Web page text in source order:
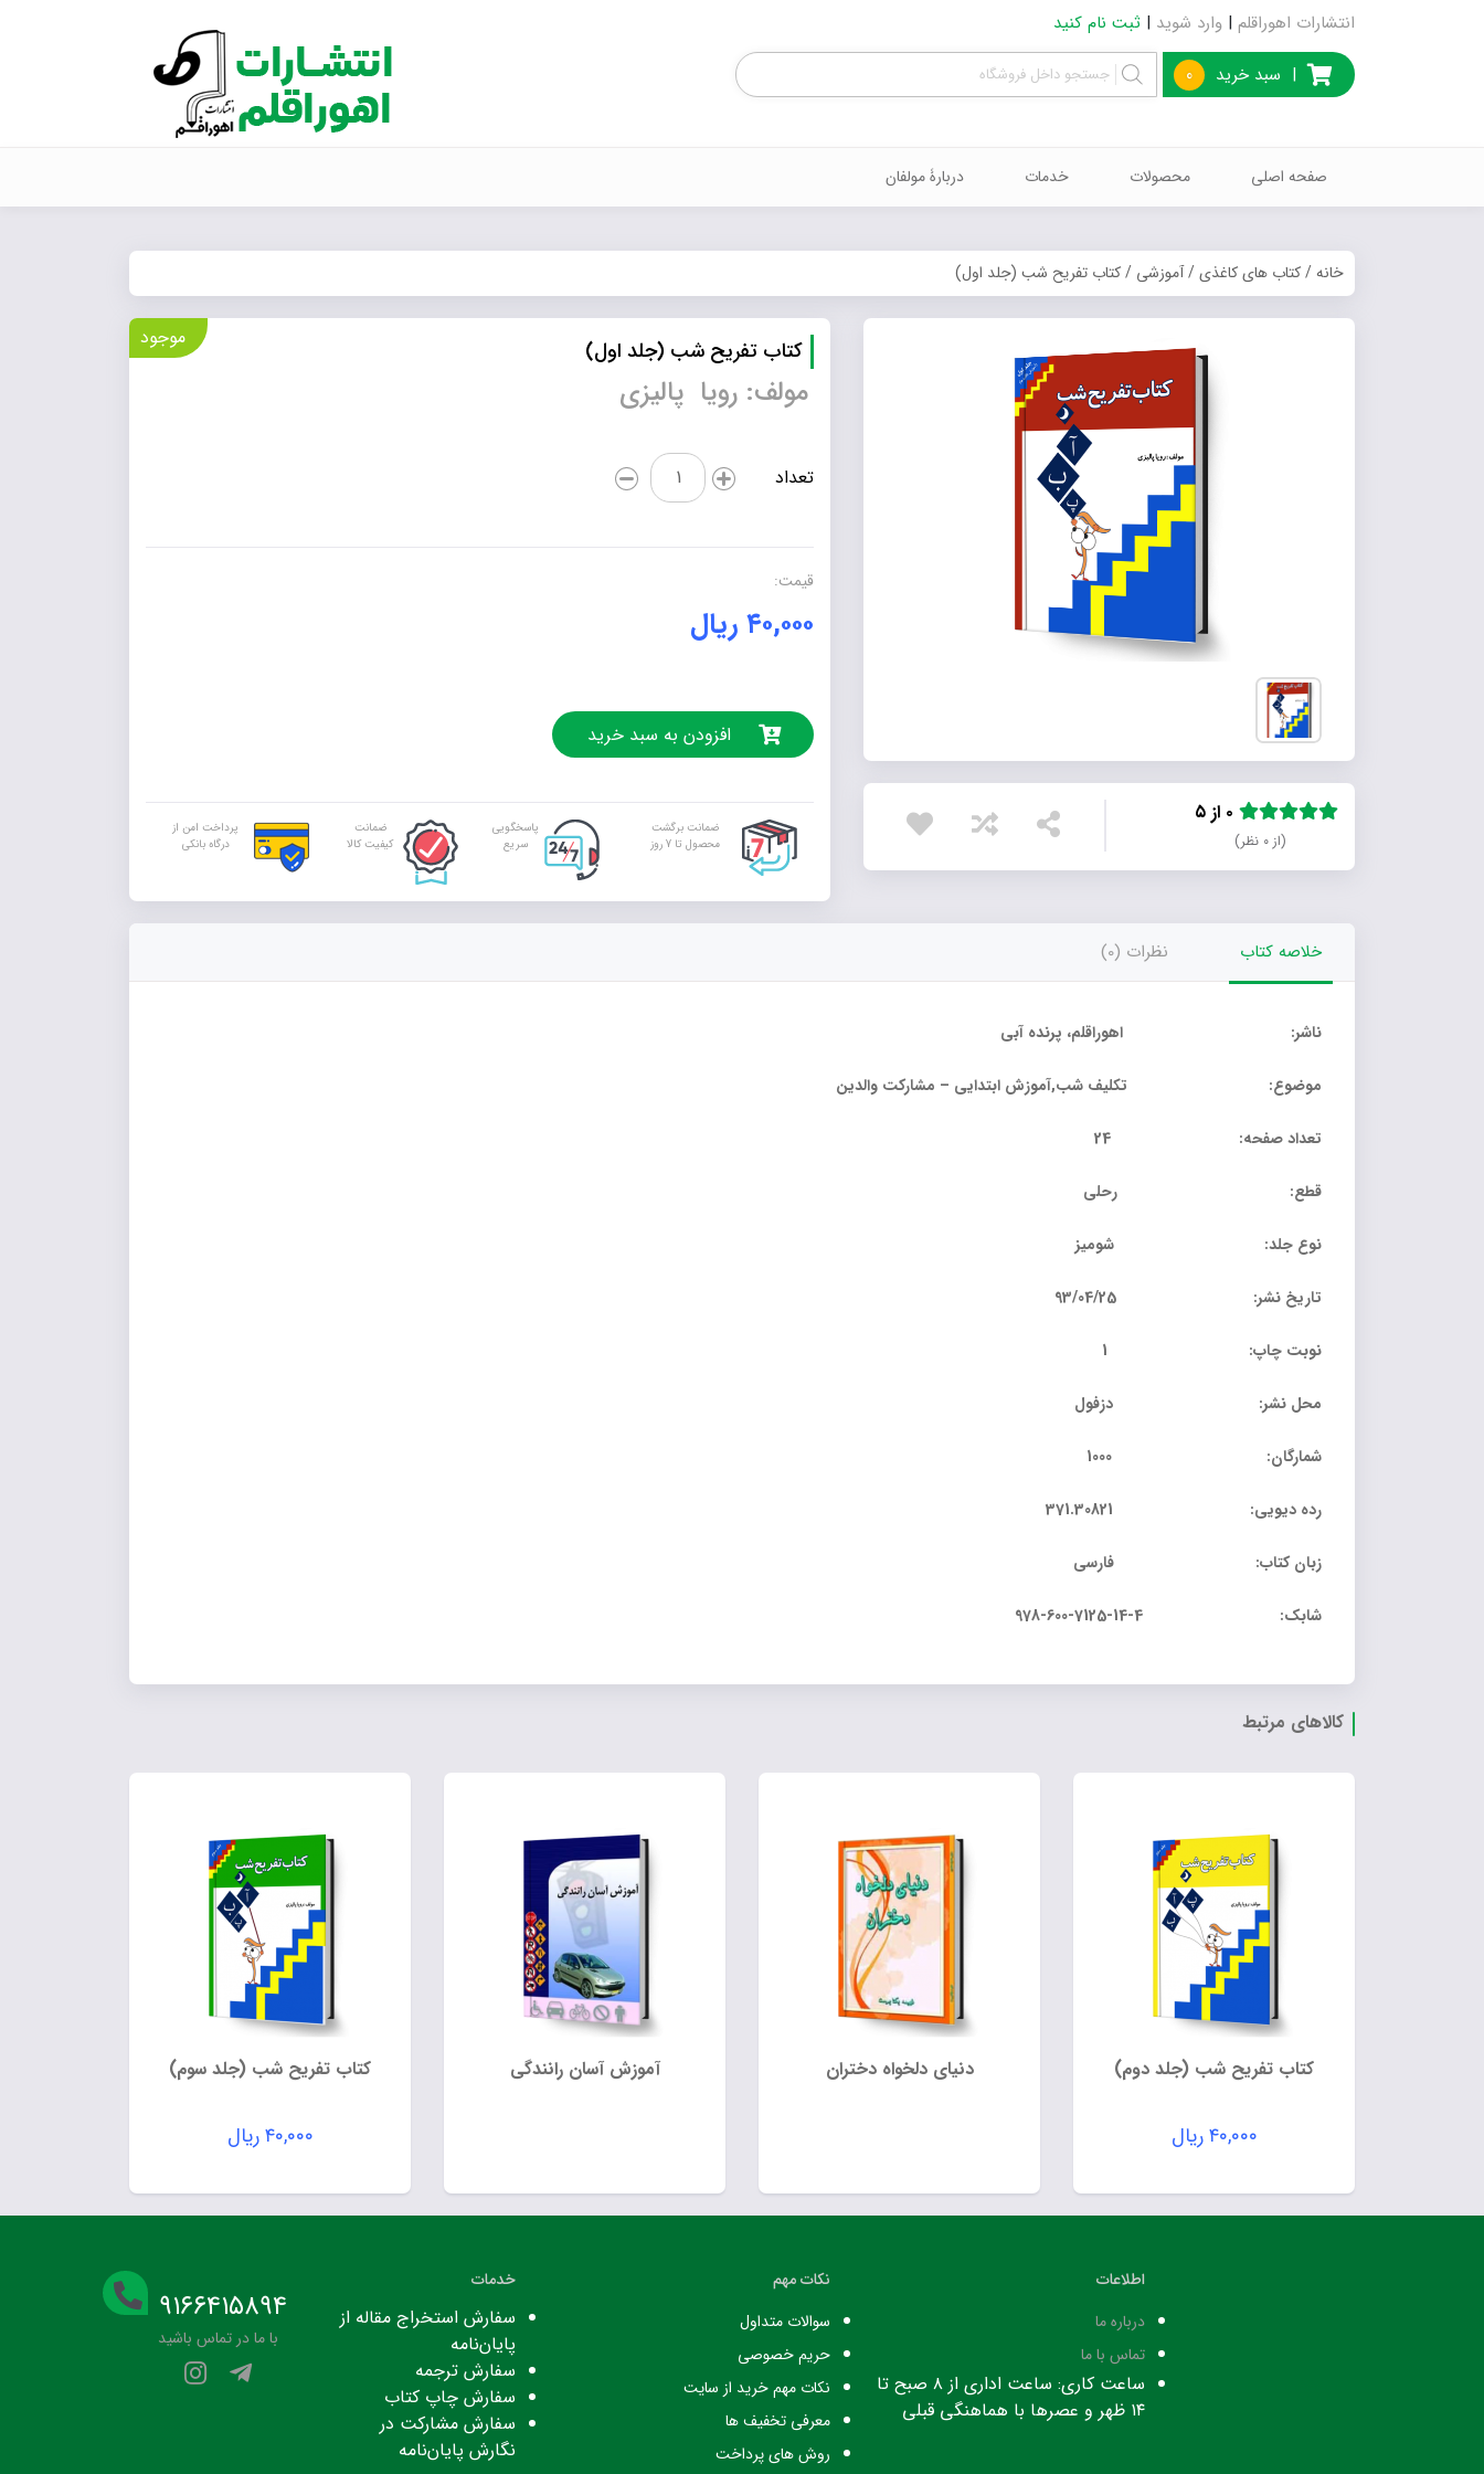
انتشارات اهوراقلم | وارد شوید | ثبت نام کنید
| سبد خرید 0
Products
search
صفحه اصلی محصولات خدمات دربارۀ مولفان
خانه/کتاب های کاغذی/آموزشی / کتاب تفریح شب (جلد اول)
(از ۰ نظر)
موجود کتاب تفریح شب (جلد اول)
مولف: رویا پالیزی
تعداد
کتاب
تفریح
(جلد
قیمت:
۴۰,۰۰۰ ریال
افزودن به سبد خرید
ضمانت برگشت
محصول تا 7 روز
پاسخگویی
سریع
ضمانت
کیفیت کالا
پرداخت امن از
درگاه بانکی
خلاصه کتاب نظرات (0)
ناشر: اهوراقلم، پرنده آبی
موضوع: تکلیف شب,آموزش ابتدایی – مشارکت والدین
تعداد صفحه: 24
قطع: رحلی
نوع جلد: شومیز
تاریخ نشر: 93/04/25
نوبت چاپ: 1
محل نشر: دزفول
شمارگان: 1000
رده دیویی: 371.30821
زبان کتاب: فارسی
شابک: 4-14-7125-600-978
کالاهای مرتبط
کتاب تفریح شب (جلد دوم)
۴۰,۰۰۰ریال
دنیای دلخواه دختران آموزش آسان رانندگی کتاب تفریح شب (جلد سوم)
۴۰,۰۰۰ریال
اطلاعات
درباره ما
تماس با ما
ساعت کاری: ساعت اداری از ۸ صبح تا
۱۴ ظهر و عصرها با هماهنگی قبلی
نکات مهم
سوالات متداول
حریم خصوصی
نکات مهم خرید از سایت
معرفی تخفیف ها
روش های پرداخت
خدمات
سفارش استخراج مقاله از
پایان‌نامه
سفارش ترجمه
سفارش چاپ کتاب
سفارش مشارکت در
نگارش پایان‌نامه
۹۱۶۶۴۱۵۸۹۴
با ما در تماس باشید